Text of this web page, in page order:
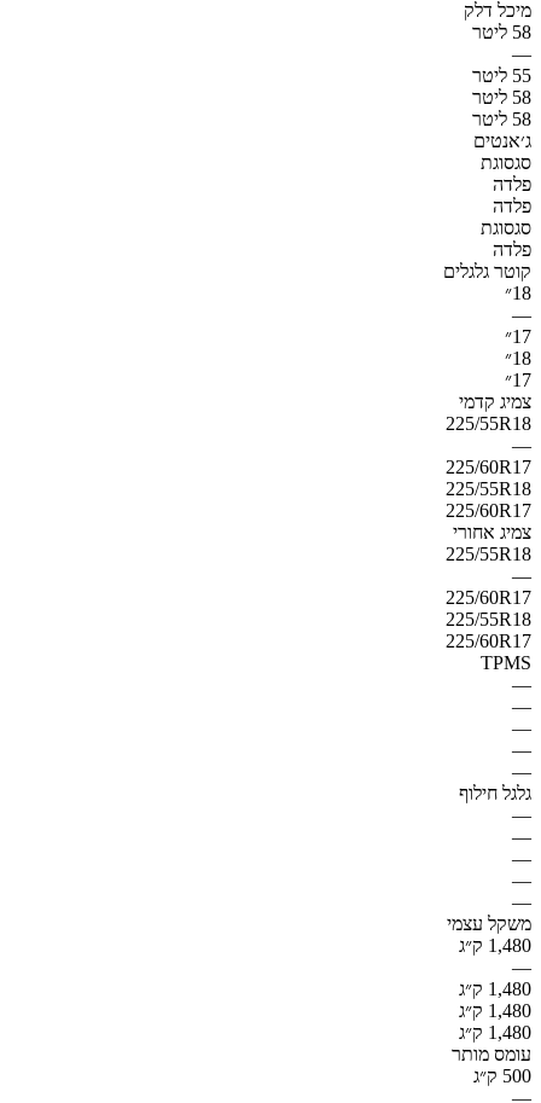
מיכל דלק
58 ליטר
—
55 ליטר
58 ליטר
58 ליטר
ג׳אנטים
סגסוגת
פלדה
פלדה
סגסוגת
פלדה
קוטר גלגלים
18״
—
17״
18״
17״
צמיג קדמי
225/55R18
—
225/60R17
225/55R18
225/60R17
צמיג אחורי
225/55R18
—
225/60R17
225/55R18
225/60R17
TPMS
—
—
—
—
—
גלגל חילוף
—
—
—
—
—
משקל עצמי
1,480 ק״ג
—
1,480 ק״ג
1,480 ק״ג
1,480 ק״ג
עומס מותר
500 ק״ג
—